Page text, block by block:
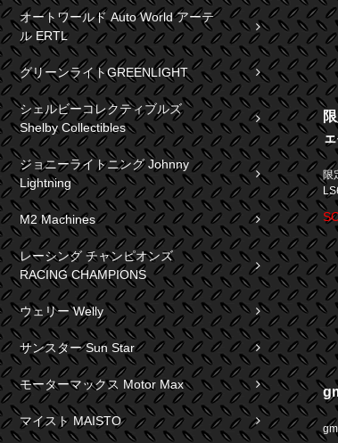
オートワールド Auto World アーテ
ル ERTL
グリーンライトGREENLIGHT
シェルビーコレクティブルズ
Shelby Collectibles
ジョニーライトニング Johnny
Lightning
M2 Machines
レーシング チャンピオンズ
RACING CHAMPIONS
ウェリー Welly
サンスター Sun Star
モーターマックス Motor Max
マイスト MAISTO
限